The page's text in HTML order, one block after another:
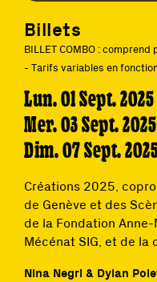
Billets
BILLET COMBO :
- Tarifs variables en
Lun. 01 Sept. 2025
Mer. 03 Sept. 2025
Dim. 07 Sept.
Créations 2025,
de Genève et des
de la Fondation
Mécénat SIG, et de la
Nina Negri & Dylan